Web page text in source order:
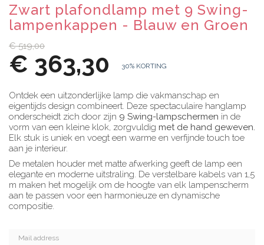
Zwart plafondlamp met 9 Swing-
lampenkappen - Blauw en Groen
€ 519,00
€ 363,30 30% KORTING
Ontdek een uitzonderlijke lamp die vakmanschap en
eigentijds design combineert. Deze spectaculaire hanglamp
onderscheidt zich door zijn 9 Swing-lampschermen in de
vorm van een kleine klok, zorgvuldig met de hand geweven.
Elk stuk is uniek en voegt een warme en verfijnde touch toe
aan je interieur.
De metalen houder met matte afwerking geeft de lamp een
elegante en moderne uitstraling. De verstelbare kabels van 1,5
m maken het mogelijk om de hoogte van elk lampenscherm
aan te passen voor een harmonieuze en dynamische
compositie.